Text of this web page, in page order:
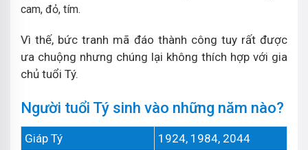
cam, đỏ, tím.
Vì thế, bức tranh mã đáo thành công tuy rất được
ưa chuộng nhưng chúng lại không thích hợp với gia
chủ tuổi Tý.
Người tuổi Tý sinh vào những năm nào?
Giáp Tý
1924, 1984, 2044